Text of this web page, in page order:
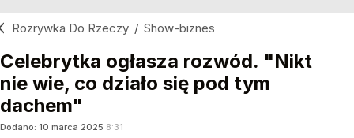
Rozrywka Do Rzeczy / Show-biznes
Celebrytka ogłasza rozwód. "Nikt
nie wie, co działo się pod tym
dachem"
Dodano: 10 marca 2025 8:31